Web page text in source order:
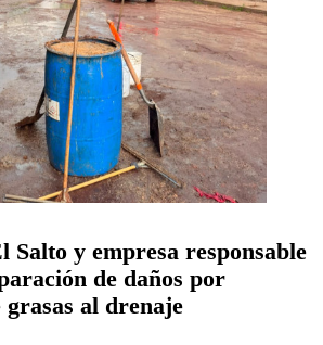
Salto y empresa responsable
de daños por
al drenaje